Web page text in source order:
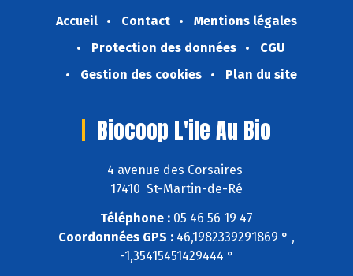
Accueil Contact
Mentions légales
Protection des données
CGU
Gestion des cookies
Plan du site
Biocoop L'ile Au Bio
4 avenue des Corsaires
17410 St-Martin-de-Ré
Téléphone : 05 46 56 19 47
Coordonnées GPS : 46,1982339291869 ° ,
-1,35415451429444 °